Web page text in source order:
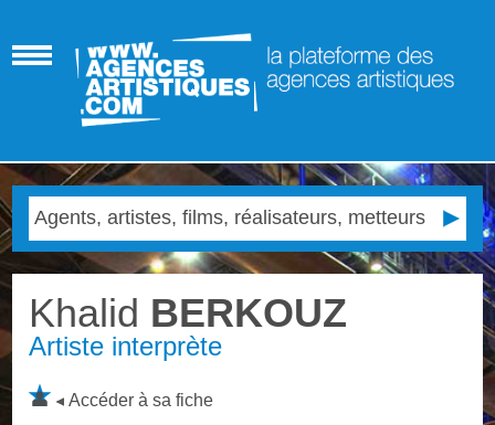
Khalid BERKOUZ
Artiste interprète
Accéder à sa fiche